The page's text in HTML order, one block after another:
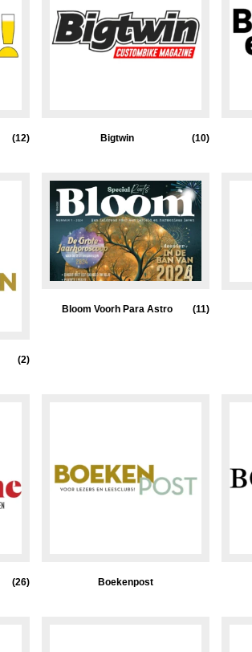
(12) Bigtwin (10)
(2)
Bloom Voorh Para Astro (11)
(26) Boekenpost